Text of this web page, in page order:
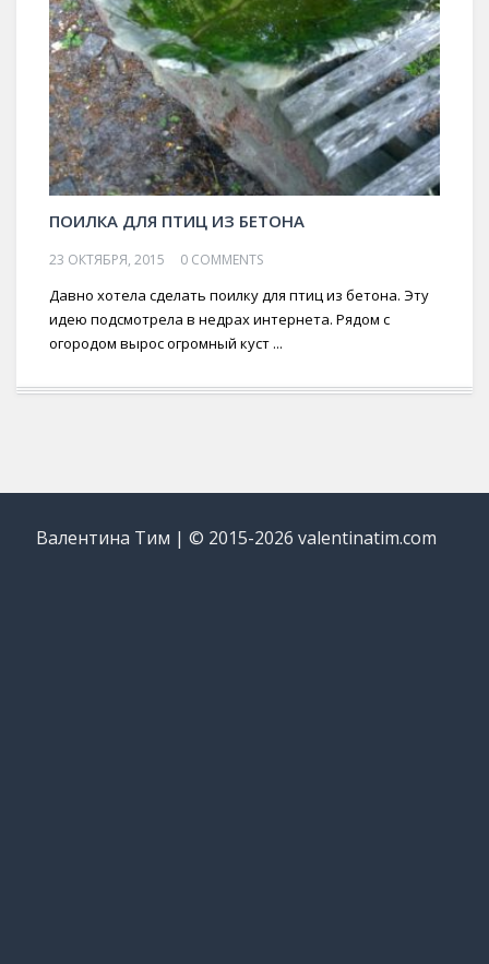
ПОИЛКА ДЛЯ ПТИЦ ИЗ БЕТОНА
23 ОКТЯБРЯ, 2015 0 COMMENTS
Давно хотела сделать поилку для птиц из бетона. Эту
идею подсмотрела в недрах интернета. Рядом с
огородом вырос огромный куст ...
Валентина Тим | © 2015-2026 valentinatim.com